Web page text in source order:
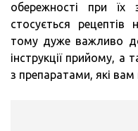
обережності при їх
стосується рецептів
тому дуже важливо
інструкції прийому, а
з препаратами, які вам